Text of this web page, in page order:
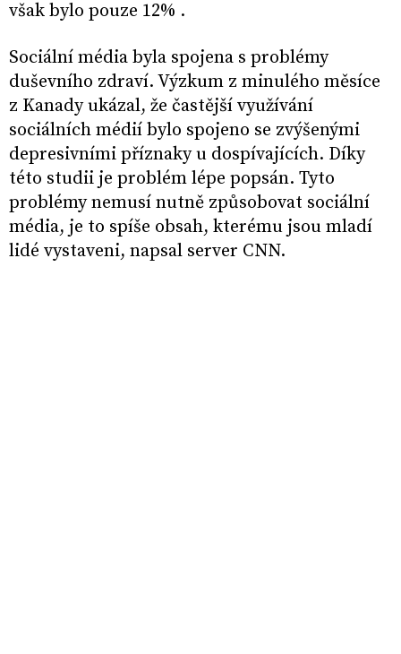
však bylo pouze 12% .
Sociální média byla spojena s problémy
duševního zdraví. Výzkum z minulého měsíce
z Kanady ukázal, že častější využívání
sociálních médií bylo spojeno se zvýšenými
depresivními příznaky u dospívajících. Díky
této studii je problém lépe popsán. Tyto
problémy nemusí nutně způsobovat sociální
média, je to spíše obsah, kterému jsou mladí
lidé vystaveni, napsal server CNN.